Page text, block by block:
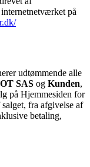
på
udtømmende alle
SAS og Kunden,
på Hjemmesiden for
fra afgivelse af
betaling,